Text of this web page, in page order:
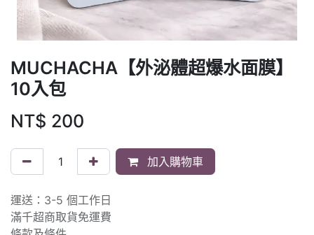
MUCHACHA【外泌體超爆水面膜】
10入包
NT$ 200
加入購物車
運送：3-5 個工作日
滿千超商取貨免運費